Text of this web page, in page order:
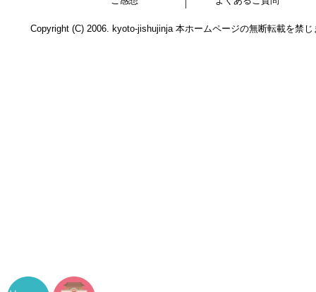
Copyright (C) 2006. kyoto-jishujinja 本ホームページの無断転載を禁じ